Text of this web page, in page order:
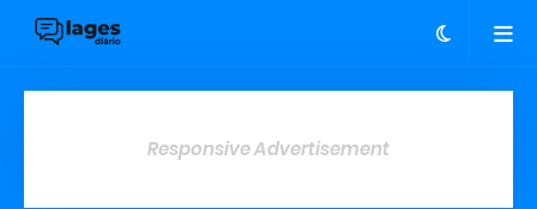
Responsive Advertisement